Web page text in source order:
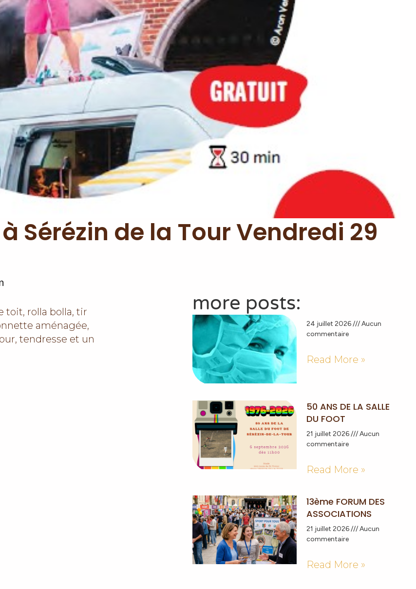
Sérézin de la Tour Vendredi 29
toit, rolla bolla, tir
aménagée,
tendresse et un
more posts:
24 juillet 2026
Aucun
commentaire
Read More »
50 ANS DE LA SALLE
DU FOOT
21 juillet 2026
Aucun
commentaire
Read More »
13ème FORUM DES
ASSOCIATIONS
21 juillet 2026
Aucun
commentaire
Read More »